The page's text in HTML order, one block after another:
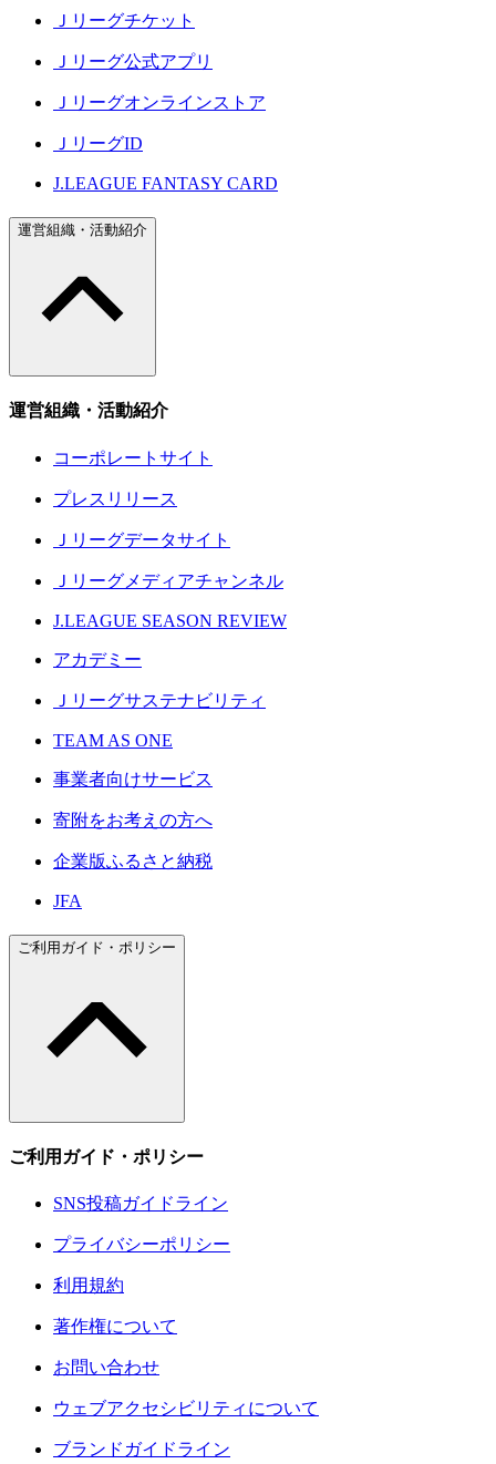
Ｊリーグチケット
Ｊリーグ公式アプリ
Ｊリーグオンラインストア
ＪリーグID
J.LEAGUE FANTASY CARD
運営組織・活動紹介
運営組織・活動紹介
コーポレートサイト
プレスリリース
Ｊリーグデータサイト
Ｊリーグメディアチャンネル
J.LEAGUE SEASON REVIEW
アカデミー
Ｊリーグサステナビリティ
TEAM AS ONE
事業者向けサービス
寄附をお考えの方へ
企業版ふるさと納税
JFA
ご利用ガイド・ポリシー
ご利用ガイド・ポリシー
SNS投稿ガイドライン
プライバシーポリシー
利用規約
著作権について
お問い合わせ
ウェブアクセシビリティについて
ブランドガイドライン